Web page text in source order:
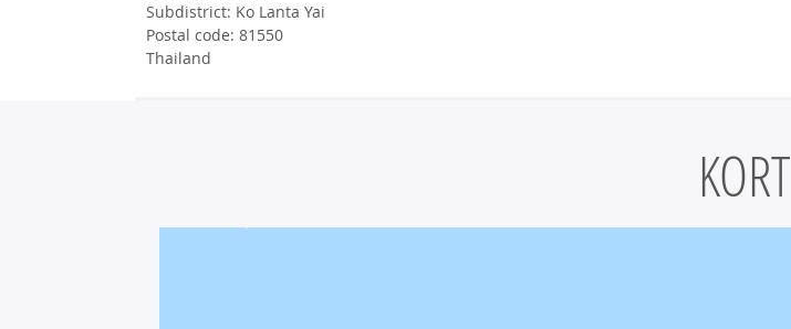
Subdistrict: Ko Lanta Yai
Postal code: 81550
Thailand
KORT